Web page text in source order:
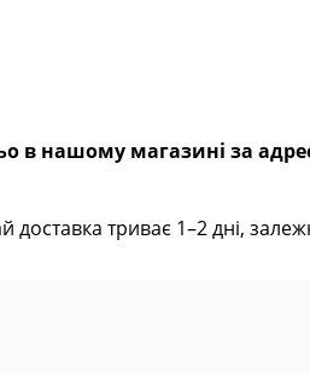
в нашому магазині за
триває 1–2 дні,